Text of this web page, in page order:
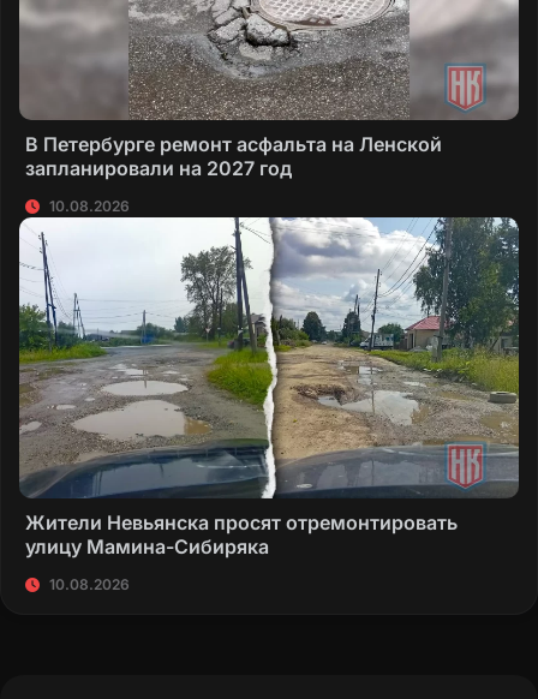
В Петербурге ремонт асфальта на Ленской
запланировали на 2027 год
10.08.2026
Жители Невьянска просят отремонтировать
улицу Мамина-Сибиряка
10.08.2026